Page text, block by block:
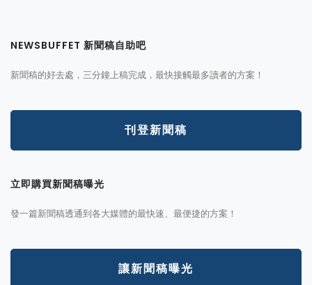
NEWSBUFFET 新聞稿自助吧
新聞稿的好去處，三分鐘上稿完成，最快接觸最多讀者的方案！
刊登新聞稿
立即購買新聞稿曝光
發一篇新聞稿透通到各大媒體的最快速、最便捷的方案！
讓新聞稿曝光